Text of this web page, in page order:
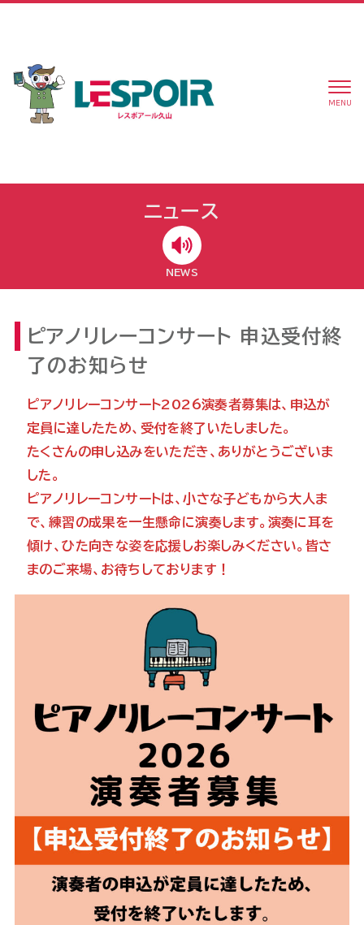
MENU
ニュース
NEWS
ピアノリレーコンサート 申込受付終
了のお知らせ
ピアノリレーコンサート2026演奏者募集は、申込が
定員に達したため、受付を終了いたしました。
たくさんの申し込みをいただき、ありがとうございま
した。
ピアノリレーコンサートは、小さな子どもから大人ま
で、練習の成果を一生懸命に演奏します。演奏に耳を
傾け、ひた向きな姿を応援しお楽しみください。皆さ
まのご来場、お待ちしております！